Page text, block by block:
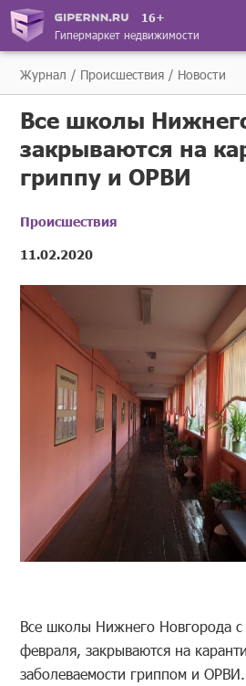
16+
Гипермаркет недвижимости
Журнал Происшествия Новости
Все школы
закрываются на
гриппу и ОРВИ
Происшествия
11.02.2020
Все школы Нижнего Новгорода с
февраля, закрываются на
заболеваемости гриппом и